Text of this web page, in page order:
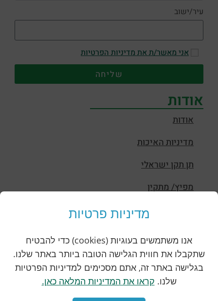
עיר/ישוב
אני מאשר/ת את מדיניות הפרטיות
שליחה
אודות
אודות
מדיניות האיכות
תן תקן ישראלי
מפיץ/ מתקין
תעודת אחריות
הצהרת נגישות
מדיניות פרטיות
אנו משתמשים בעוגיות (cookies) כדי להבטיח
שתקבלו את חווית הגלישה הטובה ביותר באתר שלנו.
בגלישה באתר זה, אתם מסכימים למדיניות הפרטיות
שלנו. קראו את המדיניות המלאה כאן.